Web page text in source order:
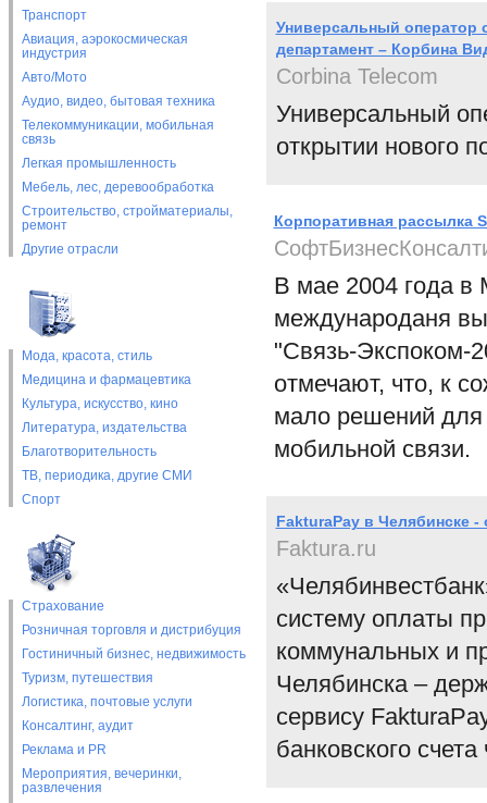
Транспорт
Авиация, аэрокосмическая
индустрия
Авто/Мото
Аудио, видео, бытовая техника
Телекоммуникации, мобильная
связь
Легкая промышленность
Мебель, лес, деревообработка
Строительство, стройматериалы,
ремонт
Другие отрасли
Мода, красота, стиль
Медицина и фармацевтика
Культура, искусство, кино
Литература, издательства
Благотворительность
ТВ, периодика, другие СМИ
Спорт
Страхование
Розничная торговля и дистрибуция
Гостиничный бизнес, недвижимость
Туризм, путешествия
Логистика, почтовые услуги
Консалтинг, аудит
Реклама и PR
Мероприятия, вечеринки,
развлечения
Универсальный оператор
департамент – Корбина
Corbina Telecom
Универсальный
открытии нового
Корпоративная рассылка
В мае 2004 года в
международаня
"Связь-Экспоком-
отмечают, что, к
мало решений для
мобильной связи.
FakturaPay в Челябинске -
Faktura.ru
систему оплаты
коммунальных и
Челябинска –
сервису
банковского